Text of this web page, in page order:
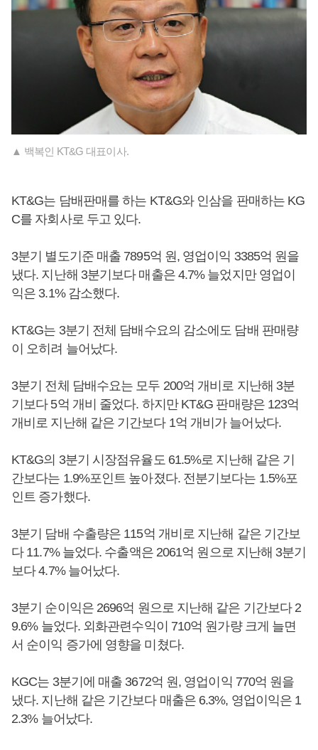
▲ 백복인 KT&G 대표이사.
KT&G는 담배판매를 하는 KT&G와 인삼을 판매하는 KG
C를 자회사로 두고 있다.
3분기 별도기준 매출 7895억 원, 영업이익 3385억 원을
냈다. 지난해 3분기보다 매출은 4.7% 늘었지만 영업이
익은 3.1% 감소했다.
KT&G는 3분기 전체 담배수요의 감소에도 담배 판매량
이 오히려 늘어났다.
3분기 전체 담배수요는 모두 200억 개비로 지난해 3분
기보다 5억 개비 줄었다. 하지만 KT&G 판매량은 123억
개비로 지난해 같은 기간보다 1억 개비가 늘어났다.
KT&G의 3분기 시장점유율도 61.5%로 지난해 같은 기
간보다는 1.9%포인트 높아졌다. 전분기보다는 1.5%포
인트 증가했다.
3분기 담배 수출량은 115억 개비로 지난해 같은 기간보
다 11.7% 늘었다. 수출액은 2061억 원으로 지난해 3분기
보다 4.7% 늘어났다.
3분기 순이익은 2696억 원으로 지난해 같은 기간보다 2
9.6% 늘었다. 외화관련수익이 710억 원가량 크게 늘면
서 순이익 증가에 영향을 미쳤다.
KGC는 3분기에 매출 3672억 원, 영업이익 770억 원을
냈다. 지난해 같은 기간보다 매출은 6.3%, 영업이익은 1
2.3% 늘어났다.